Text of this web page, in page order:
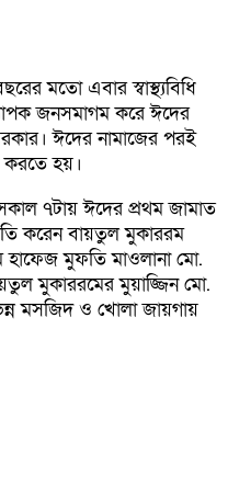
মতো এবার স্বাস্থ্যবিধি
জনসমাগম করে ঈদের
ঈদের নামাজের পরই
করতে হয়।
৭টায় ঈদের প্রথম জামাত
করেন বায়তুল মুকাররম
হাফেজ মুফতি মাওলানা মো.
মুকাররমের মুয়াজ্জিন মো.
মসজিদ ও খোলা জায়গায়